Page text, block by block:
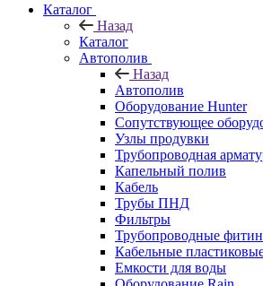
Каталог
Назад
Каталог
Автополив
Назад
Автополив
Оборудование Hunter
Сопутствующее
Узлы продувки
Трубопроводная
Капельный полив
Кабель
Трубы ПНД
Фильтры
Трубопроводные
Кабельные
Емкости для воды